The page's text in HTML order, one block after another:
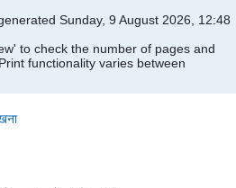
Sunday, 9 August 2026, 12:48
to check the number of pages and
Print functionality varies between